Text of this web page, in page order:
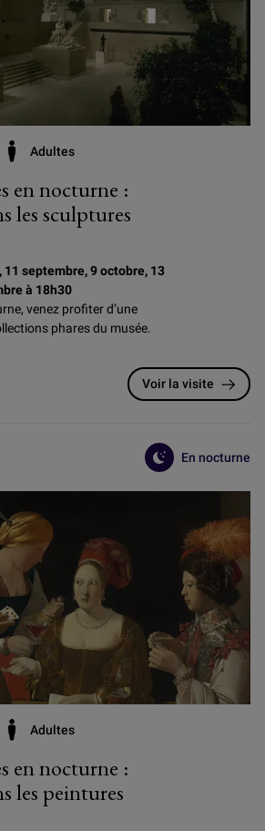
en nocturne :
les sculptures
Adultes
septembre, 9 octobre, 13
à 18h30
venez profiter d’une
phares du musée.
Voir la visite
En nocturne
en nocturne :
les peintures
Adultes